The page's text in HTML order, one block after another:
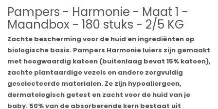
Pampers - Harmonie - Maat 1 -
Maandbox - 180 stuks - 2/5 KG
Zachte bescherming voor de huid en ingrediënten op
biologische basis. Pampers Harmonie luiers zijn gemaakt
met hoogwaardig katoen (buitenlaag bevat 15% katoen),
zachte plantaardige vezels en andere zorgvuldig
geselecteerde materialen. Ze zijn hypoallergeen,
dermatologisch getest en zacht voor de huid van je
baby. 50% van de absorberende kern bestaat uit